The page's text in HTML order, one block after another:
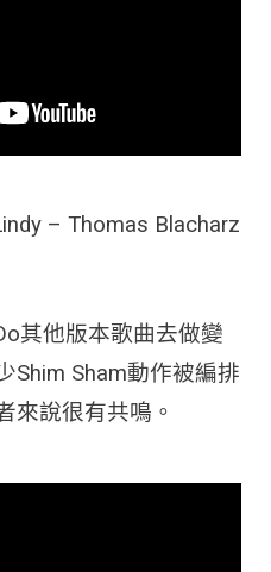
– Thomas Blacharz
其他版本歌曲去做變
Shim Sham動作被編排
來說很有共鳴。